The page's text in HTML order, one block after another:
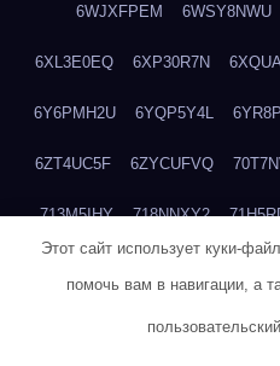
6WJXFPEM 6WSY8NWU
6XL3E0EQ 6XP30R7N
6Y6PMH2U 6YQP5Y4L
6ZT4UC5F 6ZYCUFVQ
713M5IHY 718NNXY2
Этот сайт использует куки-
помочь вам в навигации, а